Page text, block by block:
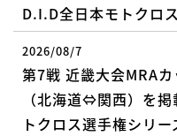
D.I.D全日本モトクロ
2026/08/7
第7戦 近畿大会MRA
（北海道⇔関西）を
トクロス選手権シリ